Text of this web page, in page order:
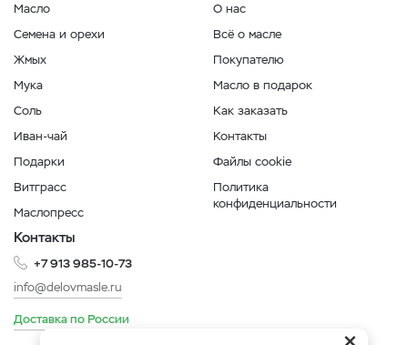
Масло
Семена и орехи
Жмых
Мука
Соль
Иван-чай
Подарки
Витграсс
Маслопресс
О нас
Всё о масле
Покупателю
Масло в подарок
Как заказать
Контакты
Файлы cookie
Политика
конфиденциальности
Контакты
+7 913 985-10-73
info@delovmasle.ru
Доставка по России